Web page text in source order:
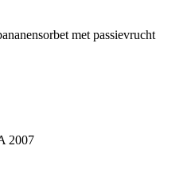
met passievrucht
2007